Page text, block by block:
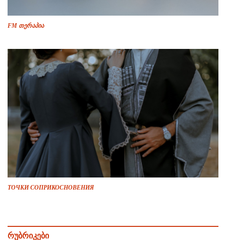
FM თერაპია
ТОЧКИ СОПРИКОСНОВЕНИЯ
რუბრიკები